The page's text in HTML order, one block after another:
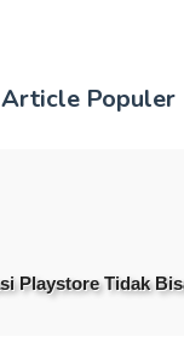
Article Populer
Playstore Tidak